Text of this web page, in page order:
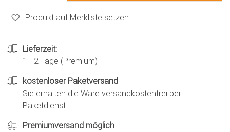
Produkt auf Merkliste setzen
Lieferzeit:
1 - 2 Tage (Premium)
kostenloser Paketversand
Sie erhalten die Ware versandkostenfrei per
Paketdienst
Premiumversand möglich